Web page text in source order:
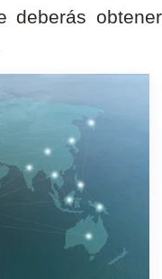
deberás obtener